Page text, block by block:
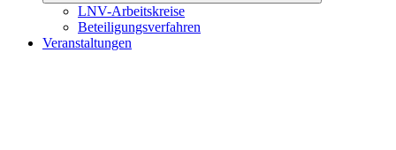
LNV-Arbeitskreise
Beteiligungsverfahren
Veranstaltungen